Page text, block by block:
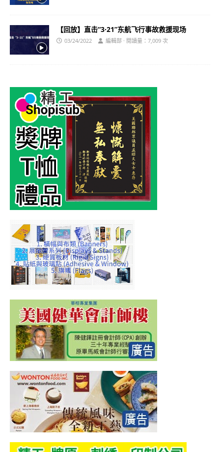
【回放】直击“3·21”东航飞行事故救援现场
03/24/2022 編輯部 · 閱讀量：7,009 次